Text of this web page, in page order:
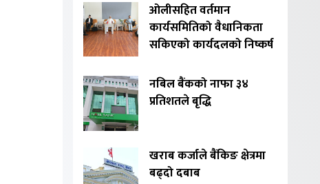
ओलीसहित वर्तमान
कार्यसमितिको वैधानिकता
सकिएको कार्यदलको निष्कर्ष
नबिल बैंकको नाफा ३४
प्रतिशतले बृद्धि
खराब कर्जाले बैंकिङ क्षेत्रमा
बढ्दो दबाब